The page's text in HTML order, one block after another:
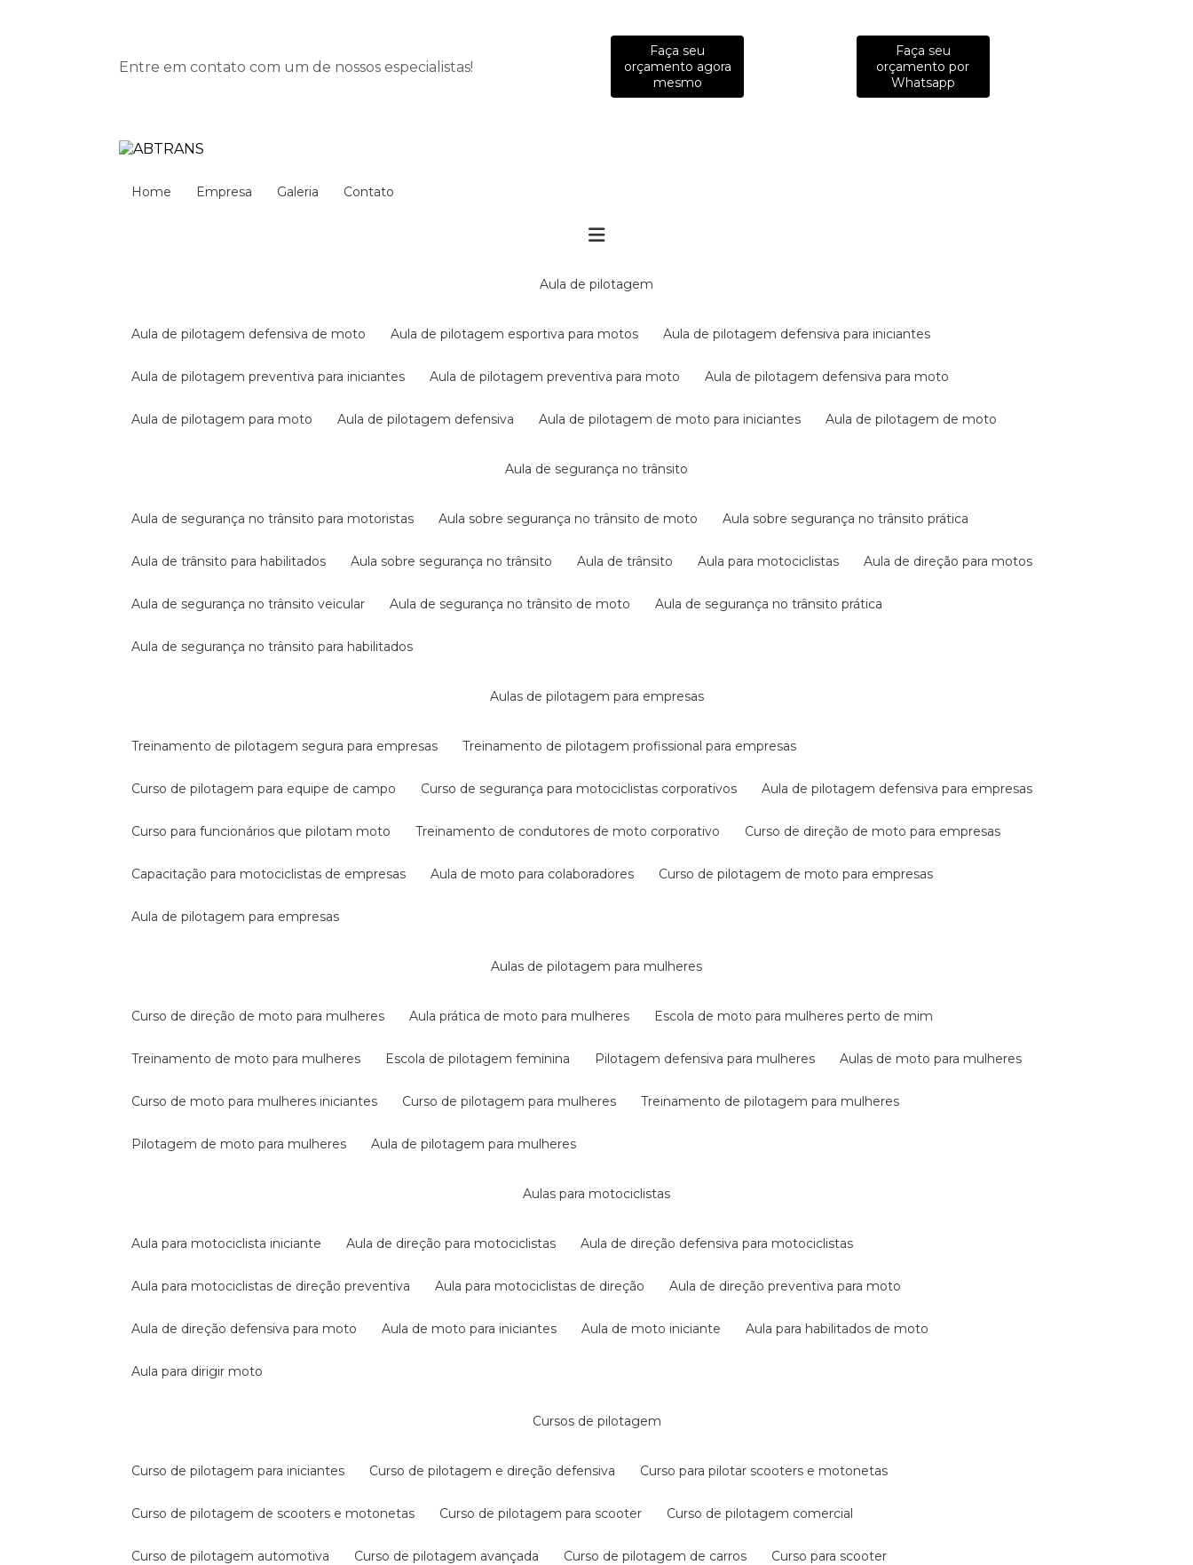
Entre em contato com um de nossos especialistas!
Faça seu
orçamento agora
mesmo
Faça seu
orçamento por
Whatsapp
Home Empresa Galeria Contato
aula de pilotagem
aula de pilotagem defensiva de moto aula de pilotagem esportiva para motos aula de pilotagem defensiva para iniciantes
aula de pilotagem preventiva para iniciantes aula de pilotagem preventiva para moto aula de pilotagem defensiva para moto
aula de pilotagem para moto aula de pilotagem defensiva aula de pilotagem de moto para iniciantes aula de pilotagem de moto
aula de segurança no trânsito
aula de segurança no trânsito para motoristas aula sobre segurança no trânsito de moto aula sobre segurança no trânsito prática
aula de trânsito para habilitados aula sobre segurança no trânsito aula de trânsito aula para motociclistas aula de direção para motos
aula de segurança no trânsito veicular aula de segurança no trânsito de moto aula de segurança no trânsito prática
aula de segurança no trânsito para habilitados
aulas de pilotagem para empresas
treinamento de pilotagem segura para empresas treinamento de pilotagem profissional para empresas
curso de pilotagem para equipe de campo curso de segurança para motociclistas corporativos aula de pilotagem defensiva para empresas
curso para funcionários que pilotam moto treinamento de condutores de moto corporativo curso de direção de moto para empresas
capacitação para motociclistas de empresas aula de moto para colaboradores curso de pilotagem de moto para empresas
aula de pilotagem para empresas
aulas de pilotagem para mulheres
curso de direção de moto para mulheres aula prática de moto para mulheres escola de moto para mulheres perto de mim
treinamento de moto para mulheres escola de pilotagem feminina pilotagem defensiva para mulheres aulas de moto para mulheres
curso de moto para mulheres iniciantes curso de pilotagem para mulheres treinamento de pilotagem para mulheres
pilotagem de moto para mulheres aula de pilotagem para mulheres
aulas para motociclistas
aula para motociclista iniciante aula de direção para motociclistas aula de direção defensiva para motociclistas
aula para motociclistas de direção preventiva aula para motociclistas de direção aula de direção preventiva para moto
aula de direção defensiva para moto aula de moto para iniciantes aula de moto iniciante aula para habilitados de moto
aula para dirigir moto
cursos de pilotagem
curso de pilotagem para iniciantes curso de pilotagem e direção defensiva curso para pilotar scooters e motonetas
curso de pilotagem de scooters e motonetas curso de pilotagem para scooter curso de pilotagem comercial
curso de pilotagem automotiva curso de pilotagem avançada curso de pilotagem de carros curso para scooter